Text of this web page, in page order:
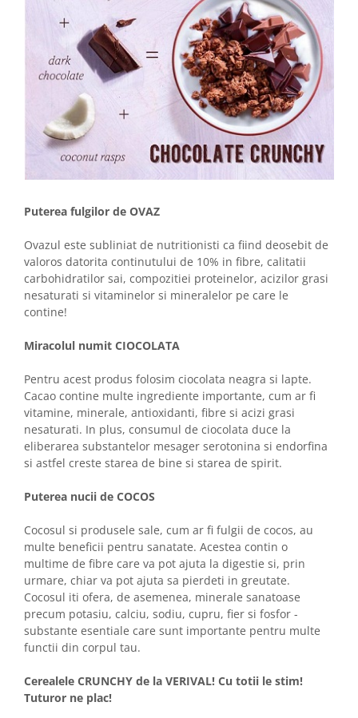
Puterea fulgilor de OVAZ
Ovazul este subliniat de nutritionisti ca fiind deosebit de
valoros datorita continutului de 10% in fibre, calitatii
carbohidratilor sai, compozitiei proteinelor, acizilor grasi
nesaturati si vitaminelor si mineralelor pe care le
contine!
Miracolul numit CIOCOLATA
Pentru acest produs folosim ciocolata neagra si lapte.
Cacao contine multe ingrediente importante, cum ar fi
vitamine, minerale, antioxidanti, fibre si acizi grasi
nesaturati. In plus, consumul de ciocolata duce la
eliberarea substantelor mesager serotonina si endorfina
si astfel creste starea de bine si starea de spirit.
Puterea nucii de COCOS
Cocosul si produsele sale, cum ar fi fulgii de cocos, au
multe beneficii pentru sanatate. Acestea contin o
multime de fibre care va pot ajuta la digestie si, prin
urmare, chiar va pot ajuta sa pierdeti in greutate.
Cocosul iti ofera, de asemenea, minerale sanatoase
precum potasiu, calciu, sodiu, cupru, fier si fosfor -
substante esentiale care sunt importante pentru multe
functii din corpul tau.
Cerealele CRUNCHY de la VERIVAL! Cu totii le stim!
Tuturor ne plac!